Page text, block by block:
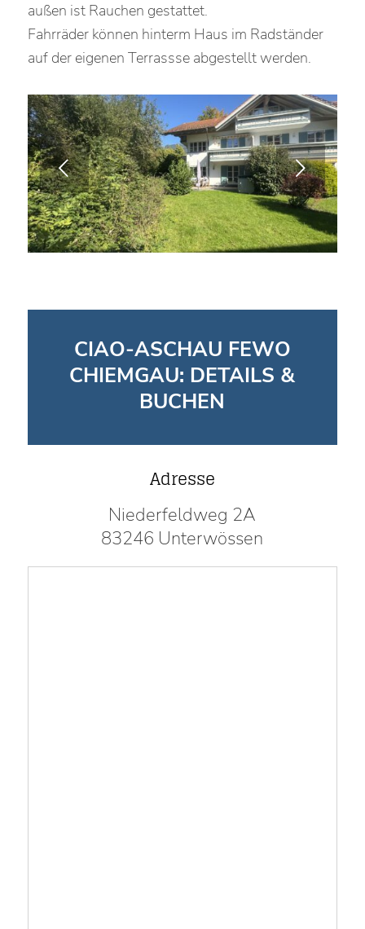
außen ist Rauchen gestattet.
Fahrräder können hinterm Haus im Radständer
auf der eigenen Terrassse abgestellt werden.
Weiter
CIAO-ASCHAU FEWO
CHIEMGAU: DETAILS &
BUCHEN
Adresse
Niederfeldweg 2A
83246 Unterwössen